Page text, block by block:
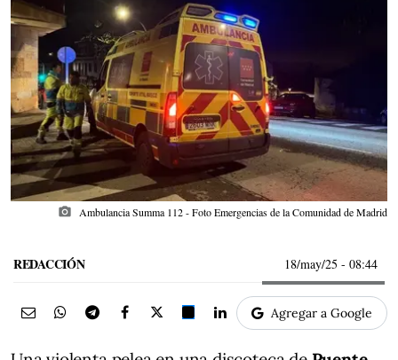
photo_camera Ambulancia Summa 112 - Foto Emergencias de la Comunidad de Madrid
REDACCIÓN 18/may/25 - 08:44
Agregar a Google